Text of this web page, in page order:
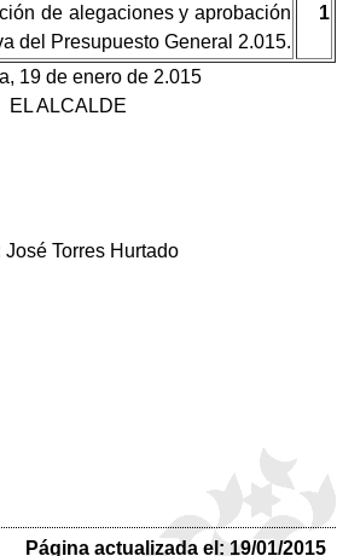
de alegaciones y aprobación
del Presupuesto General 2.015.
1
19 de enero de 2.015
EL ALCALDE
José Torres Hurtado
Página actualizada el: 19/01/2015